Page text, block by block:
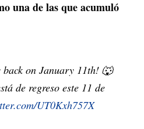
una de las que acumuló
back on January 11th! 🐺
de regreso este 11 de
UT0Kxh757X